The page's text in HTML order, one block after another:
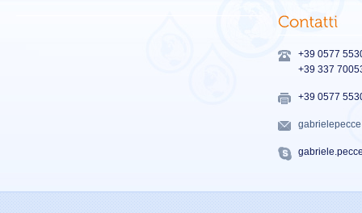
+39 0577
+39 337
+39 0577